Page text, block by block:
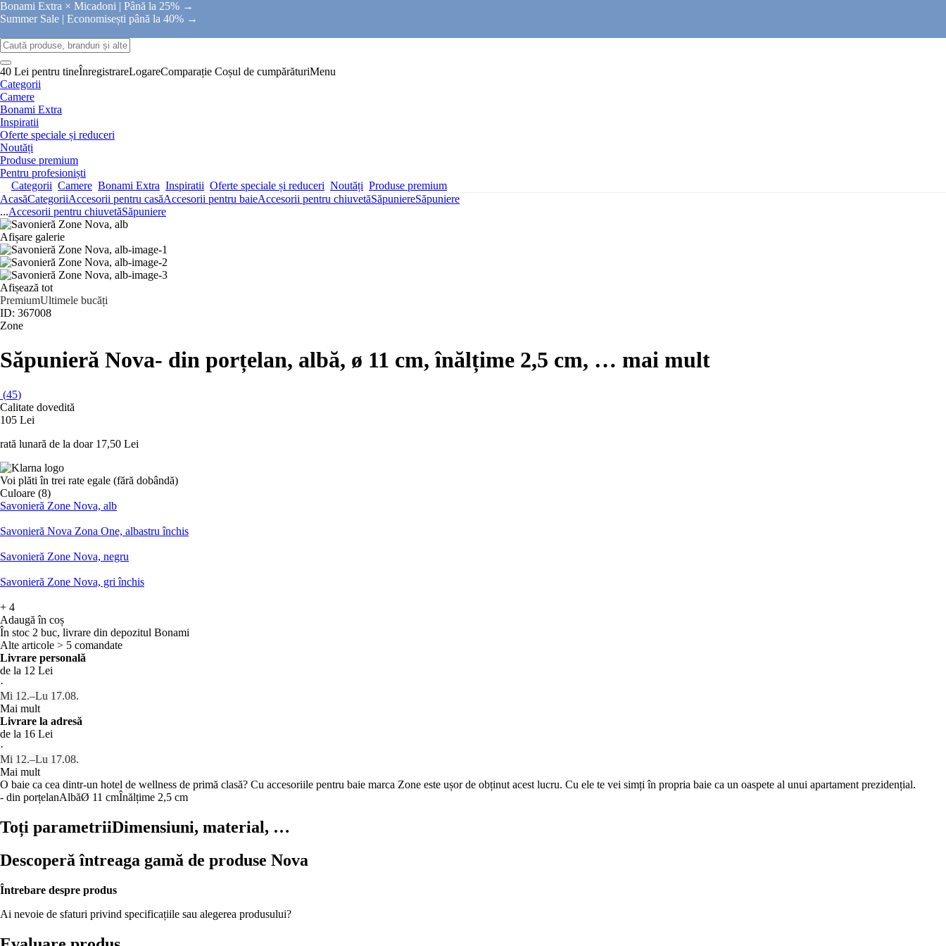
Bonami Extra × Micadoni | Până la 25% →
Summer Sale | Economisești până la 40% →
40 Lei pentru tineÎnregistrareLogareComparație Coșul de cumpărăturiMenu
Categorii
Camere
Bonami Extra
Inspiratii
Oferte speciale și reduceri
Noutăți
Produse premium
Pentru profesioniști
Categorii Camere Bonami Extra Inspiratii Oferte speciale și reduceri Noutăți Produse premium
AcasăCategoriiAccesorii pentru casăAccesorii pentru baieAccesorii pentru chiuvetăSăpuniereSăpuniere
...Accesorii pentru chiuvetăSăpuniere
Afișare galerie
Afișează tot
PremiumUltimele bucăți
ID: 367008
Zone
Săpunieră Nova- din porțelan, albă, ø 11 cm, înălțime 2,5 cm, … mai mult
(45)
Calitate dovedită
105 Lei
rată lunară de la doar 17,50 Lei
Voi plăti în trei rate egale (fără dobândă)
Culoare (8)
Savonieră Zone Nova, alb
Savonieră Nova Zona One, albastru închis
Savonieră Zone Nova, negru
Savonieră Zone Nova, gri închis
+ 4
Adaugă în coș
În stoc 2 buc, livrare din depozitul Bonami
Alte articole > 5 comandate
Livrare personală
de la 12 Lei
·
Mi 12.–Lu 17.08.
Mai mult
Livrare la adresă
de la 16 Lei
·
Mi 12.–Lu 17.08.
Mai mult
O baie ca cea dintr-un hotel de wellness de primă clasă? Cu accesoriile pentru baie marca Zone este ușor de obținut acest lucru. Cu ele te vei simți în propria baie ca un oaspete al unui apartament prezidențial.
- din porțelanAlbăØ 11 cmÎnălțime 2,5 cm
Toți parametriiDimensiuni, material, …
Descoperă întreaga gamă de produse Nova
Întrebare despre produs
Ai nevoie de sfaturi privind specificațiile sau alegerea produsului?